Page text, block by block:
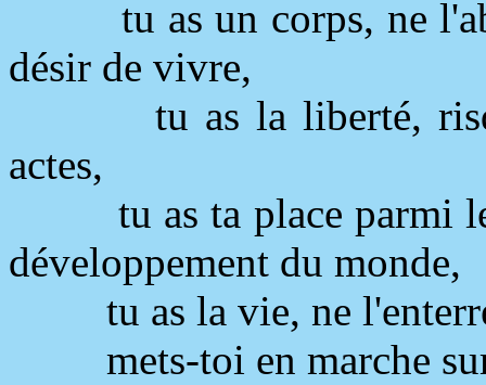
tu as un corps, ne
désir de vivre,
tu as la liberté,
actes,
tu as ta place parmi
développement du monde,
tu as la vie, ne
mets-toi en marche